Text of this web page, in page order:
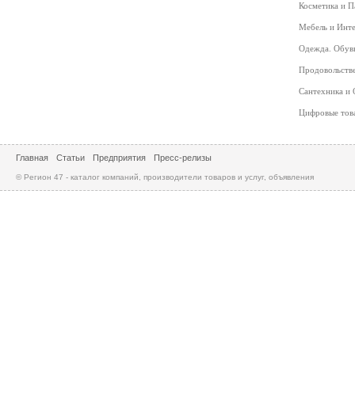
Косметика и
Мебель и
Одежда.
Сантехника и
Цифровые
Главная Статьи Предприятия Пресс-релизы
© Регион 47 - каталог компаний, производители товаров и услуг, объявления